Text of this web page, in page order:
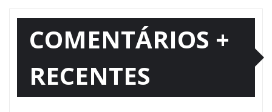
COMENTÁRIOS +
RECENTES